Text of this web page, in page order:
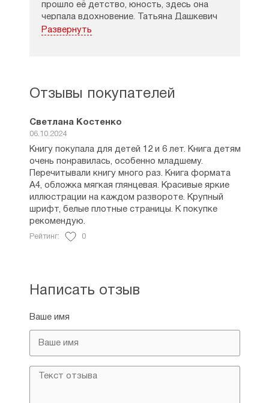
прошло её детство, юность, здесь она
черпала вдохновение. Татьяна Дашкевич
происходит из семьи советских
Татьяне очень много: в плане творческого
опыта, и в плане знакомства с большим
поэт Лев Ошанин.
Первый сборник стихов — «У зеркала»
вышел у Татьяны Дашкевич в Белоруссии
ещё в годы её студенчества, в 1993 году
её уже приняли в ряды Союза писателей
России. Она стала женой литератора
Николая Шипилова, и супруги сколько-то
проживали в столице России, но затем
уехали в Минск, где прожили до 2006
года — до смерти Николая Шипилова,
Чудотворца одной из деревень Минской
Дашкевич — оно приобрело христианскую
направленность, у неё появились
поэтические сборники «Мирянка», «Голос
Развернуть
Написать отзыв
Ваше имя
Отзывы покупателей
Светлана Костенко
06.10.2024
Книгу покупала для детей 12 и 6 лет. Книга детям
очень понравилась, особенно младшему.
Перечитывали книгу много раз. Книга формата
А4, обложка мягкая глянцевая. Красивые яркие
иллюстрации на каждом развороте. Крупный
шрифт, белые плотные страницы. К покупке
рекомендую.
Рейтинг: 0